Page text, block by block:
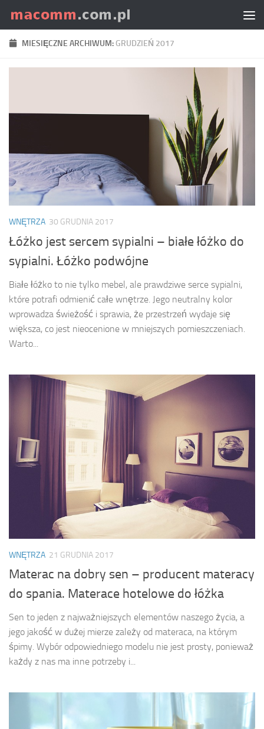
Skip to content
MIESIĘCZNE ARCHIWUM: GRUDZIEŃ 2017
WNĘTRZA 30 GRUDNIA 2017
Łóżko jest sercem sypialni – białe łóżko do
sypialni. Łóżko podwójne
Białe łóżko to nie tylko mebel, ale prawdziwe serce sypialni,
które potrafi odmienić całe wnętrze. Jego neutralny kolor
wprowadza świeżość i sprawia, że przestrzeń wydaje się
większa, co jest nieocenione w mniejszych pomieszczeniach.
Warto...
WNĘTRZA 21 GRUDNIA 2017
Materac na dobry sen – producent materacy
do spania. Materace hotelowe do łóżka
Sen to jeden z najważniejszych elementów naszego życia, a
jego jakość w dużej mierze zależy od materaca, na którym
śpimy. Wybór odpowiedniego modelu nie jest prosty, ponieważ
każdy z nas ma inne potrzeby i...